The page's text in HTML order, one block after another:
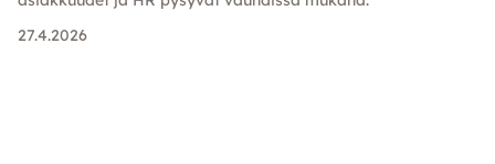
27.4.2026